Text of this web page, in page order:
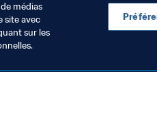
médias
site avec
sur les